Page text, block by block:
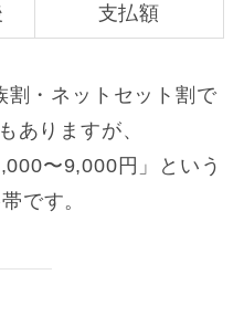
支払額
割・ネットセット割で
ありますが、
〜9,000円」という
です。